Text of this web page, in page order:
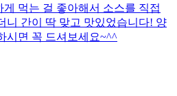
먹는 걸 좋아해서 소스를 직접
니 간이 딱 맞고 맛있었습니다! 양
시면 꼭 드셔보세요~^^